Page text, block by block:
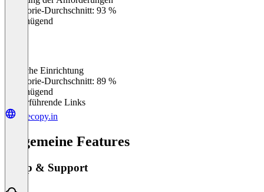
Kategorie-Durchschnitt: 93 %
Ungenügend
Einfache Einrichtung
Kategorie-Durchschnitt: 89 %
Ungenügend
Weiterführende Links
truecopy.in
Allgemeine Features
Setup & Support